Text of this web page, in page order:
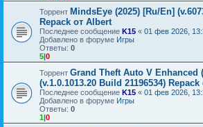
Торрент MindsEye (2025) [Ru/En]
Repack от Albert
Последнее сообщение K15 « 01 фев 2026,
Добавлено в форуме Игры
Ответы: 0
5|0
Торрент Grand Theft Auto V Enhanced
(v.1.0.1013.20 Build 21196534)
Последнее сообщение K15 « 01 фев 2026,
Добавлено в форуме Игры
Ответы: 0
1|0